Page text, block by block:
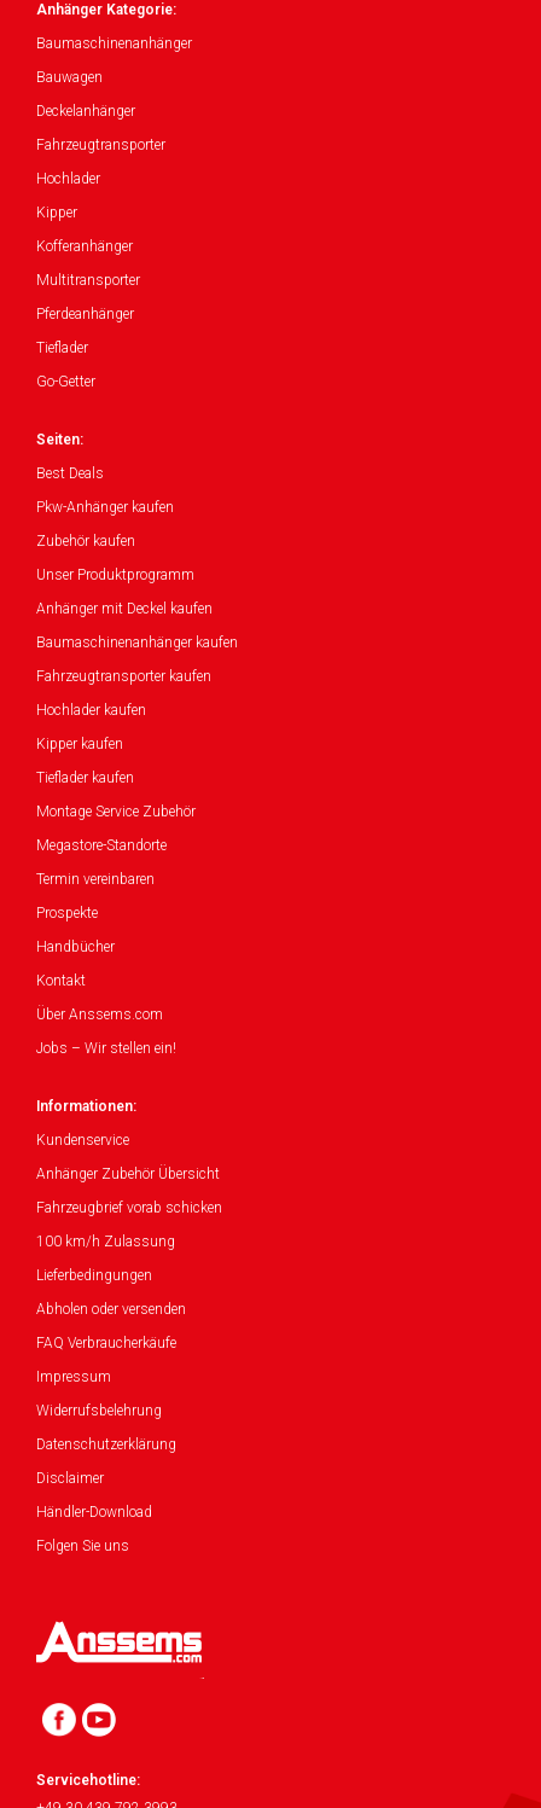
Anhänger Kategorie:
Baumaschinenanhänger
Bauwagen
Deckelanhänger
Fahrzeugtransporter
Hochlader
Kipper
Kofferanhänger
Multitransporter
Pferdeanhänger
Tieflader
Go-Getter
Seiten:
Best Deals
Pkw-Anhänger kaufen
Zubehör kaufen
Unser Produktprogramm
Anhänger mit Deckel kaufen
Baumaschinenanhänger kaufen
Fahrzeugtransporter kaufen
Hochlader kaufen
Kipper kaufen
Tieflader kaufen
Montage Service Zubehör
Megastore-Standorte
Termin vereinbaren
Prospekte
Handbücher
Kontakt
Über Anssems.com
Jobs – Wir stellen ein!
Informationen:
Kundenservice
Anhänger Zubehör Übersicht
Fahrzeugbrief vorab schicken
100 km/h Zulassung
Lieferbedingungen
Abholen oder versenden
FAQ Verbraucherkäufe
Impressum
Widerrufsbelehrung
Datenschutzerklärung
Disclaimer
Händler-Download
Folgen Sie uns
Servicehotline: